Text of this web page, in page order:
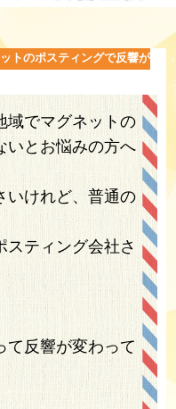
トのポスティングで反響が
域でマグネットの
いとお悩みの方へ
いけれど、普通の
ティング会社さ
て反響が変わって